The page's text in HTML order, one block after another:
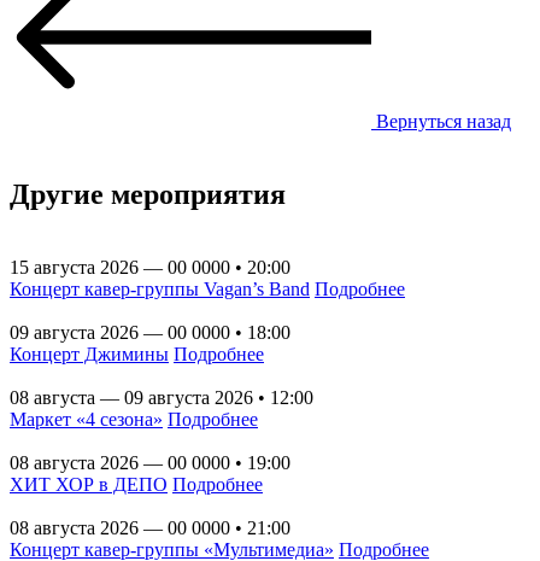
Вернуться назад
Другие мероприятия
15 августа 2026 — 00 0000 • 20:00
Концерт кавер-группы Vagan’s Band Подробнее
09 августа 2026 — 00 0000 • 18:00
Концерт Джимины Подробнее
08 августа — 09 августа 2026 • 12:00
Маркет «4 сезона» Подробнее
08 августа 2026 — 00 0000 • 19:00
ХИТ ХОР в ДЕПО Подробнее
08 августа 2026 — 00 0000 • 21:00
Концерт кавер-группы «Мультимедиа» Подробнее